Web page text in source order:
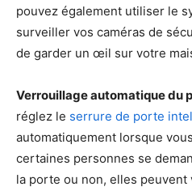
pouvez également utiliser le
surveiller vos caméras de
de garder un œil sur votre
Verrouillage automatique du
réglez le serrure de porte
automatiquement lorsque
certaines personnes se
la porte ou non, elles